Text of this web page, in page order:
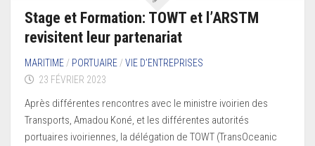
Stage et Formation: TOWT et l’ARSTM
revisitent leur partenariat
MARITIME / PORTUAIRE /VIE D’ENTREPRISES
23 FÉVRIER 2023
Après différentes rencontres avec le ministre ivoirien des
Transports, Amadou Koné, et les différentes autorités
portuaires ivoiriennes, la délégation de TOWT (TransOceanic